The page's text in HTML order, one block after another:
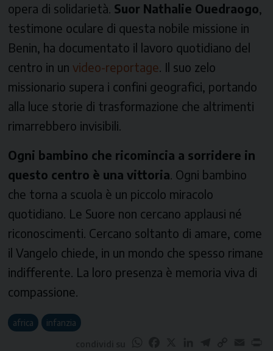
opera di solidarietà. Suor Nathalie Ouedraogo
testimone oculare di questa nobile missione in
Benin, ha documentato il lavoro quotidiano del
centro in unvideo-reportage . Il suo zelo
missionario supera i confini geografici, portando
alla luce storie di trasformazione che altrimenti
rimarrebbero invisibili.
Ogni bambino che ricomincia a sorridere in
questo centro è una vittoria . Ogni bambino
che torna a scuola è un piccolo miracolo
quotidiano. Le Suore non cercano applausi né
riconoscimenti. Cercano soltanto di amare, come
il Vangelo chiede, in un mondo che spesso rimane
indifferente. La loro presenza è memoria viva di
compassione.
africa infanzia